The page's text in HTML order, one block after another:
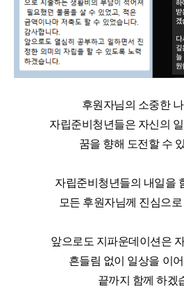
후원자님의 소중한
자립준비청년들은 자신의
꿈을 향해 도전할 수
자립준비청년들의 내일을
모든 후원자님께 진심으
앞으로도 지파운데이션은
흔들림 없이 일상을 이
끝까지 함께 하겠